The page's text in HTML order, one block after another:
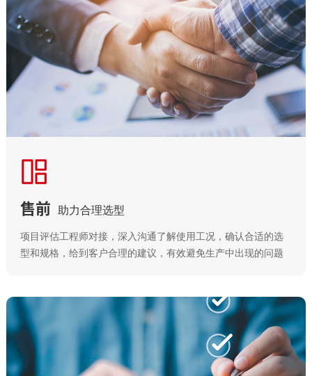
售前 助力合理选型
项目评估工程师对接，深入沟通了解使用工况，确认合适的选
型和规格，给到客户合理的建议，有效避免生产中出现的问题